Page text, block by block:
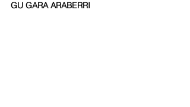
GU GARA ARABERRI